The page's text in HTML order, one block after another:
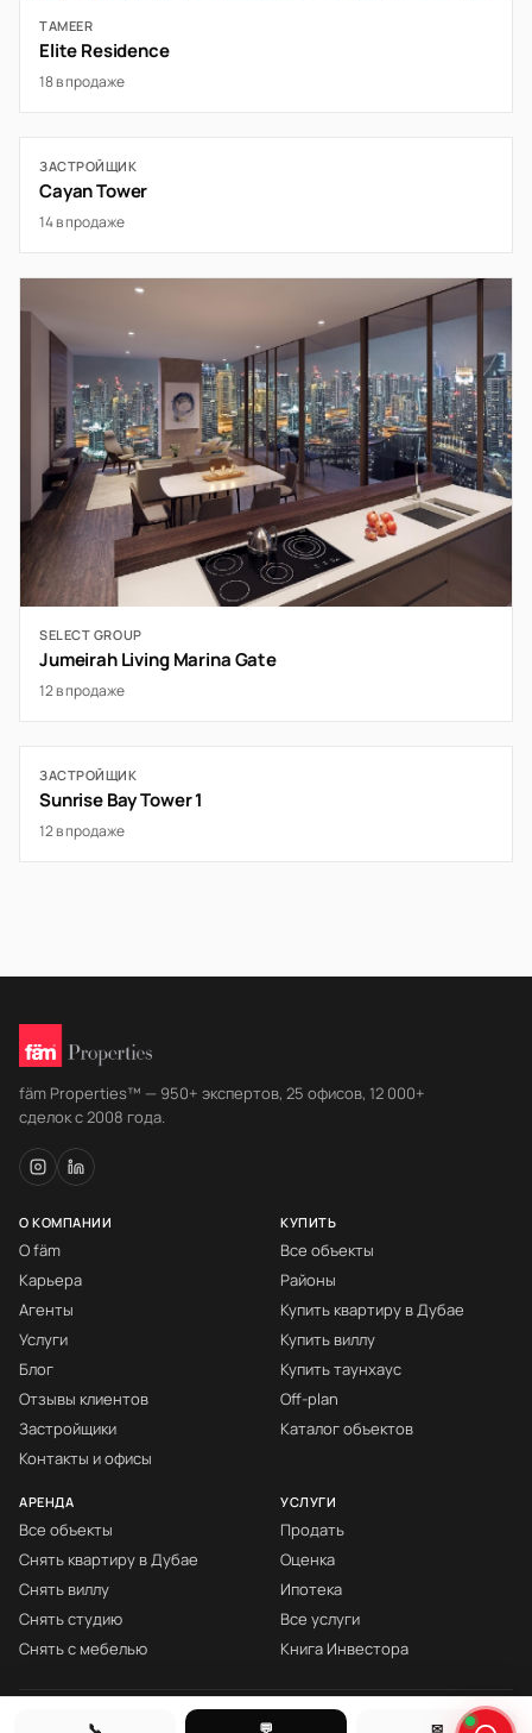
TAMEER
Elite Residence
18 в продаже
ЗАСТРОЙЩИК
Cayan Tower
14 в продаже
SELECT GROUP
Jumeirah Living Marina Gate
12 в продаже
ЗАСТРОЙЩИК
Sunrise Bay Tower 1
12 в продаже
📞 💬 ✉
fäm Properties™ — 950+ экспертов, 25 офисов, 12 000+
сделок с 2008 года.
О КОМПАНИИ
О fäm
Карьера
Агенты
Услуги
Блог
Отзывы клиентов
Застройщики
Контакты и офисы
КУПИТЬ
Все объекты
Районы
Купить квартиру в Дубае
Купить виллу
Купить таунхаус
Off-plan
Каталог объектов
АРЕНДА
Все объекты
Снять квартиру в Дубае
Снять виллу
Снять студию
Снять с мебелью
УСЛУГИ
Продать
Оценка
Ипотека
Все услуги
Книга Инвестора
© fäm Properties™ · ORN 1858 · С 2008